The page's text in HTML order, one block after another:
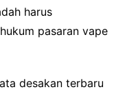
harus
pasaran vape
desakan terbaru